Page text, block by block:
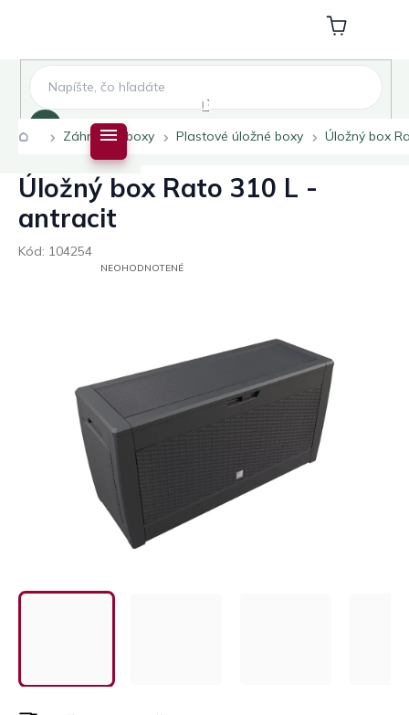
Nákupný
košík
DomovZáhradné boxy Plastové úložné boxy Úložný box
Úložný box Rato 310 L -
antracit
Kód: 104254
PRIEMERNÉNEOHODNOTENÉ